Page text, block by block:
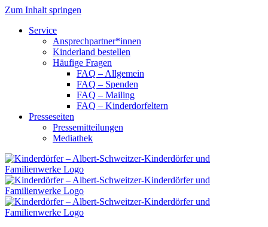
Zum Inhalt springen
Service
Ansprechpartner*innen
Kinderland bestellen
Häufige Fragen
FAQ – Allgemein
FAQ – Spenden
FAQ – Mailing
FAQ – Kinderdorfeltern
Presseseiten
Pressemitteilungen
Mediathek